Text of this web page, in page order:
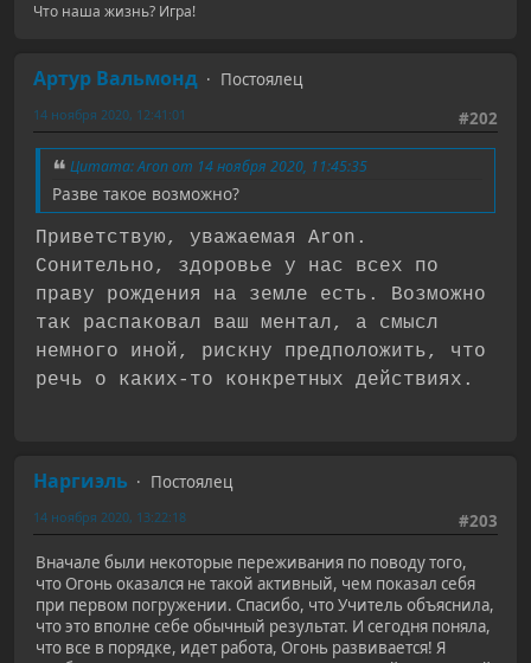
Что наша жизнь? Игра!
Артур Вальмонд
Постоялец
#202
14 ноября 2020, 12:41:01
Цитата: Aron от 14 ноября 2020, 11:45:35
Разве такое возможно?
Приветствую, уважаемая Aron.
Сонительно, здоровье у нас всех по
праву рождения на земле есть. Возможно
так распаковал ваш ментал, а смысл
немного иной, рискну предположить, что
речь о каких-то конкретных действиях.
Наргиэль
Постоялец
#203
14 ноября 2020, 13:22:18
Вначале были некоторые переживания по поводу того,
что Огонь оказался не такой активный, чем показал себя
при первом погружении. Спасибо, что Учитель объяснила,
что это вполне себе обычный результат. И сегодня поняла,
что все в порядке, идет работа, Огонь развивается! Я